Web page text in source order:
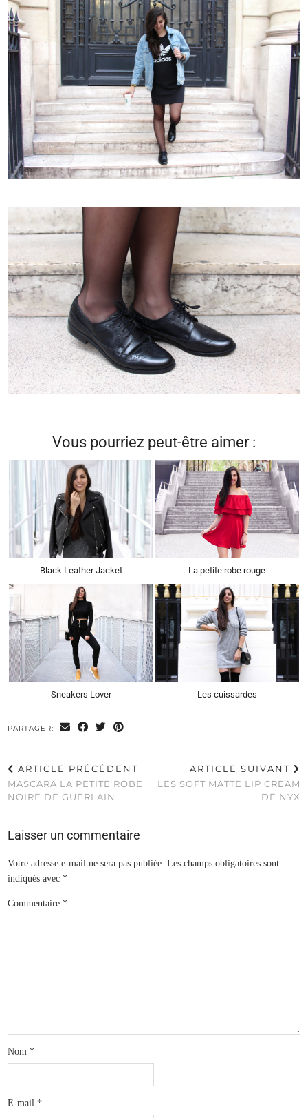
Vous pourriez peut-être aimer :
Black Leather Jacket La petite robe rouge
Sneakers Lover Les cuissardes
PARTAGER:
ARTICLE PRÉCÉDENT
MASCARA LA PETITE ROBE
NOIRE DE GUERLAIN
ARTICLE SUIVANT
LES SOFT MATTE LIP CREAM
DE NYX
Laisser un commentaire
Votre adresse e-mail ne sera pas publiée. Les champs obligatoires sont
indiqués avec*
Commentaire*
Nom*
E-mail*